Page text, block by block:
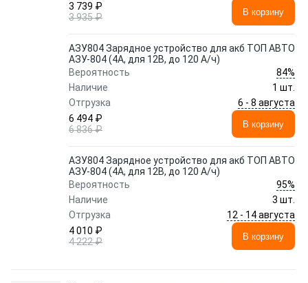
3 739 ₽
3 935 ₽
В корзину
АЗУ804 Зарядное устройство для акб ТОП АВТО
АЗУ-804 (4А, для 12В, до 120 А/ч)
Вероятность
84%
Наличие
1 шт.
Отгрузка
6 - 8 августа
6 494 ₽
6 836 ₽
В корзину
АЗУ804 Зарядное устройство для акб ТОП АВТО
АЗУ-804 (4А, для 12В, до 120 А/ч)
Вероятность
95%
Наличие
3 шт.
Отгрузка
12 - 14 августа
4 010 ₽
4 222 ₽
В корзину